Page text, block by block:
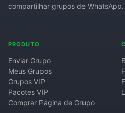
compartilhar grupos de WhatsApp.
PRODUTO
Enviar Grupo
Meus Grupos
Grupos VIP
Pacotes VIP
Comprar Página de Grupo